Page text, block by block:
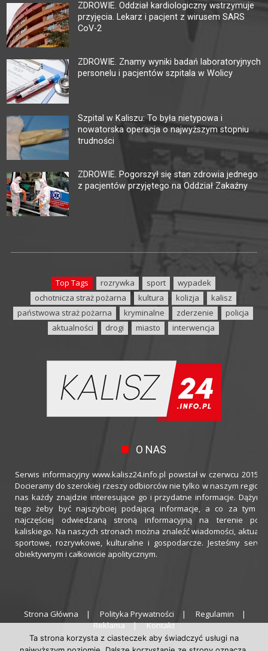
ZDROWIE. Oddział kardiologiczny wstrzymuje
przyjęcia. Lekarz i pacjent z wirusem SARS
CoV-2
ZDROWIE. Znamy wyniki badań laboratoryjnych
personelu i pacjentów szpitala w Wolicy
Szpital w Kaliszu: To była nietypowa i
nowatorska operacja o najwyższym stopniu
trudności
ZDROWIE. Pogorszył się stan zdrowia jednego
z pacjentów przyjętego na Oddział Zakaźny
Top Tags rozrywka sport
wypadek
ochotnicza straż pożarna
kultura kolizja
kalisz
państwowa straż pożarna
kryminalne zderzenie
policja
aktualności
drogi miasto interwencja
O NAS
Serwis informacyjny www.kalisz24.info.pl powstał w czerwcu 2015
Docieramy do szerokiej rzeszy odbiorców nie tylko w naszym
nas każdy znajdzie interesujące go i przydatne informacje.
tego żeby być najszybciej podającą informacje, a co za tym
najczęściej odwiedzaną stroną informacyjną na terenie
kaliskiego. Na naszych stronach można znaleźć wiadomości,
sportowe, rozrywkowe, kulturalne i gospodarcze. Jesteśmy
obiektywnym i całkowicie apolitycznym.
Strona Główna Polityka Prywatności
Regulamin
Reklama
Kontakt
Ta strona korzysta z ciasteczek aby świadczyć usługi na